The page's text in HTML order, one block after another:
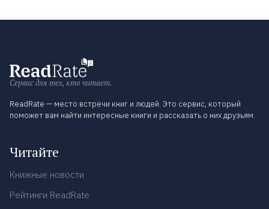
Сервис для тех, кто читает.
ReadRate — место встречи книг и людей. Это сервис, который
поможет вам найти интересные книги и рассказать о них друзьям.
Читайте
Книжные новости
Рейтинги ReadRate